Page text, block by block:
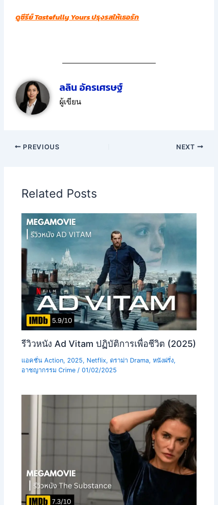
ดูซีรีย์ Tastefully Yours ปรุงรสให้เธอรัก
ลลิน อัครเศรษฐ์
ผู้เขียน
PREVIOUS NEXT
Related Posts
รีวิวหนัง Ad Vitam ปฏิบัติการเพื่อชีวิต (2025)
แอคชั่น Action, 2025, Netflix,ดราม่า Drama,หนังฝรั่ง,
อาชญากรรม Crime /01/02/2025